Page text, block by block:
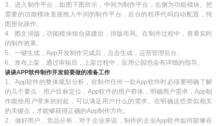
3、进入制作平台，如图下图所示，中间为制作平台，右侧为功能模块。把
需要的功能模块直接拖入中间的制作平台，后台的程序代码自动配置，纯
图形化操作。
4、图文排版，功能模块组合搭建后，排版布局。在制作过程中，查看实时
的制作效果。
5、一键生成，App开发制作完成后，点击生成，运营管理后台、
6、发布上架，通过审核后，上架过程中，应用公园也会有详细的指导。
谈谈APP软件制作开发前要做的准备工作
1、App软件的整体规划分析，在制作任何一款App软件时必须要明确了解
的几个要点：用户目标定位，App软件的用户群体，明确用户需求，App制
作能给用户带来的好处，可以满足用户什么的需求。在明确这些类似相关
的关键点，才能够获得正确的App制作方向。
2、做好用户、竞品分析，对于企业来说，制作的企业App软件如何能够在